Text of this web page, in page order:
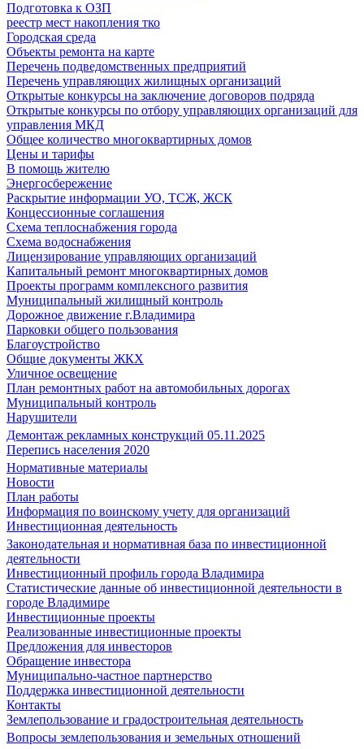
Подготовка к ОЗП
реестр мест накопления тко
Городская среда
Объекты ремонта на карте
Перечень подведомственных предприятий
Перечень управляющих жилищных организаций
Открытые конкурсы на заключение договоров подряда
Открытые конкурсы по отбору управляющих организаций для
управления МКД
Общее количество многоквартирных домов
Цены и тарифы
В помощь жителю
Энергосбережение
Раскрытие информации УО, ТСЖ, ЖСК
Концессионные соглашения
Схема теплоснабжения города
Схема водоснабжения
Лицензирование управляющих организаций
Капитальный ремонт многоквартирных домов
Проекты программ комплексного развития
Муниципальный жилищный контроль
Дорожное движение г.Владимира
Парковки общего пользования
Благоустройство
Общие документы ЖКХ
Уличное освещение
План ремонтных работ на автомобильных дорогах
Муниципальный контроль
Нарушители
Демонтаж рекламных конструкций 05.11.2025
Перепись населения 2020
Нормативные материалы
Новости
План работы
Информация по воинскому учету для организаций
Инвестиционная деятельность
Законодательная и нормативная база по инвестиционной
деятельности
Инвестиционный профиль города Владимира
Статистические данные об инвестиционной деятельности в
городе Владимире
Инвестиционные проекты
Реализованные инвестиционные проекты
Предложения для инвесторов
Обращение инвестора
Муниципально-частное партнерство
Поддержка инвестиционной деятельности
Контакты
Землепользование и градостроительная деятельность
Вопросы землепользования и земельных отношений